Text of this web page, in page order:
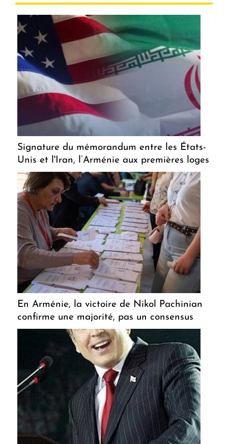
Signature du mémorandum entre les États-
Unis et l'Iran, l’Arménie aux premières loges
En Arménie, la victoire de Nikol Pachinian
confirme une majorité, pas un consensus